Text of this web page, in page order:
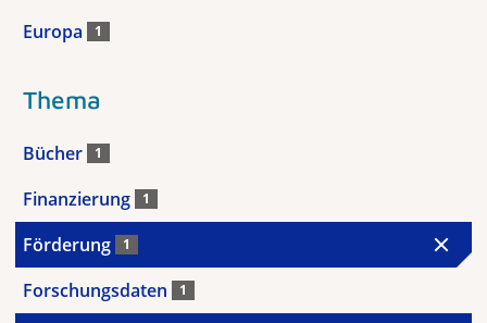
Europa 1
Thema
Bücher 1
Finanzierung 1
Förderung 1
Forschungsdaten 1